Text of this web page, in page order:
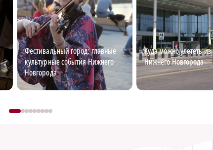
Фестивальный город: главные
культурные события Нижнего
Новгорода
Куда можно улететь
Нижнего Новгорода